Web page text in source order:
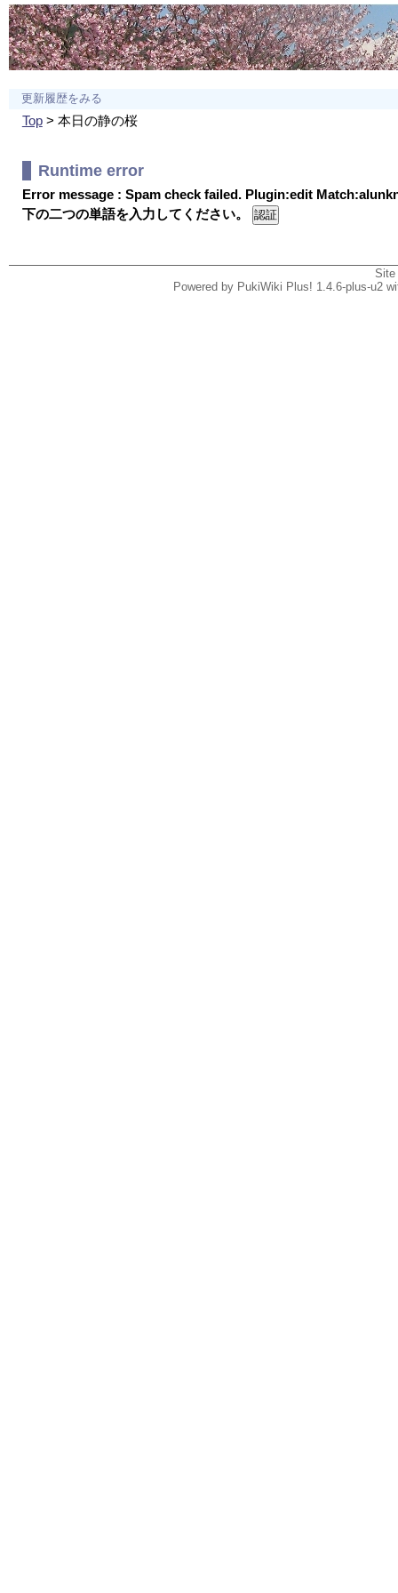
更新履歴をみる
Top> 本日の静の桜
Runtime error
Error message : Spam check failed. Plugin:edit
下の二つの単語を入力してください。
Powered by PukiWiki Plus! 1.4.6-plus-u2